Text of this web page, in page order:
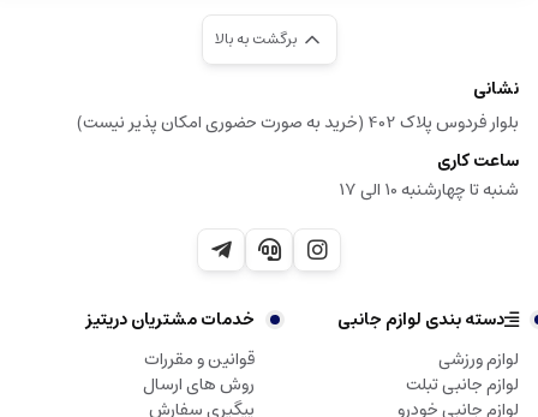
برگشت به بالا
نشانی
بلوار فردوس پلاک 402 (خرید به صورت حضوری امکان پذیر نیست)
ساعت کاری
شنبه تا چهارشنبه 10 الی 17
دسته بندی لوازم جانبی
لوازم ورزشی
لوازم جانبی تبلت
لوازم جانبی خودرو
خدمات مشتریان دریتیز
قوانین و مقررات
روش های ارسال
پیگیری سفارش